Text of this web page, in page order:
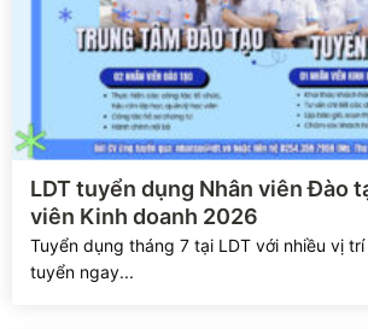
Xem chi tiết
LDT tuyển dụng Nhân viên Đào
viên Kinh doanh 2026
Tuyển dụng tháng 7 tại LDT với nhiều vị
tuyển ngay...